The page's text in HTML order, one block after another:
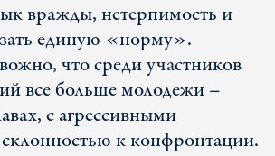
вражды, нетерпимость и
единую «норму».
что среди участников
все больше молодежи –
с агрессивными
к конфронтации.